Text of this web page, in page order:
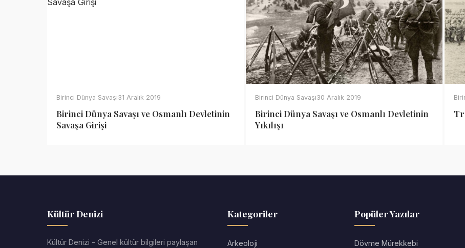
Birinci Dünya Savaşı31 Aralık 2019
Birinci Dünya Savaşı ve Osmanlı Devletinin
Savaşa Girişi
Birinci Dünya Savaşı30 Aralık 2019
Birinci Dünya Savaşı ve Osmanlı Devletinin
Yıkılışı
Kültür Denizi
Kültür Denizi - Genel kültür bilgileri paylaşan
Kategoriler
Arkeoloji
Popüler Yazılar
Dövme Mürekkebi